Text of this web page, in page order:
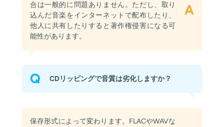
合は一般的に問題ありません。ただし、取り
込んだ音楽をインターネットで配布したり、
他人に共有したりすると著作権侵害になる可
能性があります。
A
Q CDリッピングで音質は劣化しますか？
保存形式によって変わります。FLACやWAVな